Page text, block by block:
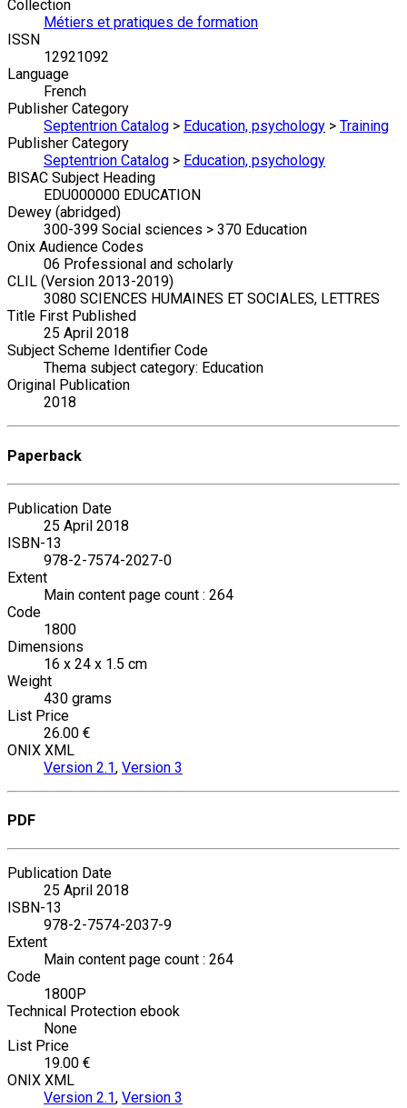
Collection
Métiers et pratiques de formation
ISSN
12921092
Language
French
Publisher Category
Septentrion Catalog > Education, psychology > Training
Publisher Category
Septentrion Catalog > Education, psychology
BISAC Subject Heading
EDU000000 EDUCATION
Dewey (abridged)
300-399 Social sciences > 370 Education
Onix Audience Codes
06 Professional and scholarly
CLIL (Version 2013-2019)
3080 SCIENCES HUMAINES ET SOCIALES, LETTRES
Title First Published
25 April 2018
Subject Scheme Identifier Code
Thema subject category: Education
Original Publication
2018
Paperback
Publication Date
25 April 2018
ISBN-13
978-2-7574-2027-0
Extent
Main content page count : 264
Code
1800
Dimensions
16 x 24 x 1.5 cm
Weight
430 grams
List Price
26.00 €
ONIX XML
Version 2.1, Version 3
PDF
Publication Date
25 April 2018
ISBN-13
978-2-7574-2037-9
Extent
Main content page count : 264
Code
1800P
Technical Protection ebook
None
List Price
19.00 €
ONIX XML
Version 2.1, Version 3